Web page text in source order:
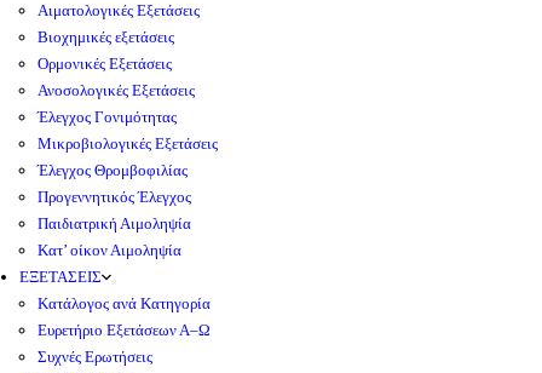
Αιματολογικές Εξετάσεις
Βιοχημικές εξετάσεις
Ορμονικές Εξετάσεις
Ανοσολογικές Εξετάσεις
Έλεγχος Γονιμότητας
Μικροβιολογικές Εξετάσεις
Έλεγχος Θρομβοφιλίας
Προγεννητικός Έλεγχος
Παιδιατρική Αιμοληψία
Κατ’ οίκον Αιμοληψία
ΕΞΕΤΑΣΕΙΣ
Κατάλογος ανά Κατηγορία
Ευρετήριο Εξετάσεων Α–Ω
Συχνές Ερωτήσεις